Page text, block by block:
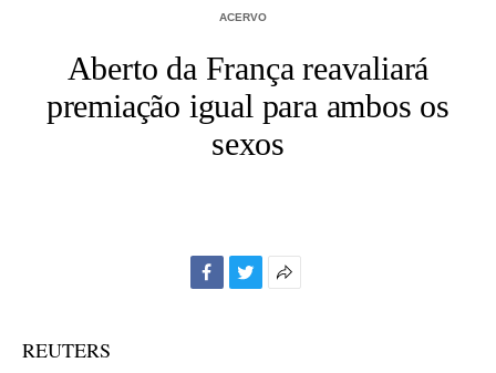
ACERVO
Aberto da França reavaliará
premiação igual para ambos os
sexos
REUTERS